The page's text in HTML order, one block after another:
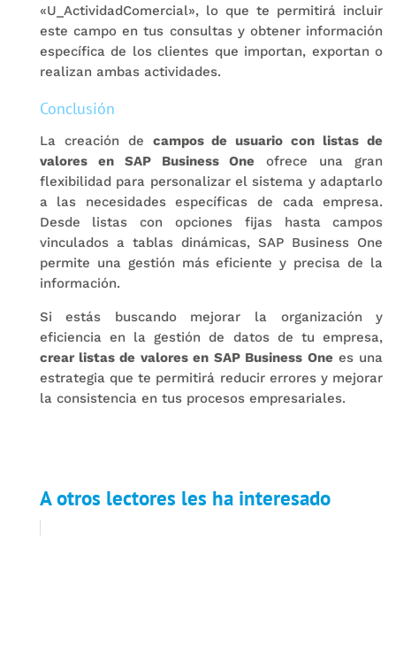
«U_ActividadComercial», lo que te permitirá incluir
este campo en tus consultas y obtener información
específica de los clientes que importan, exportan o
realizan ambas actividades.
Conclusión
La creación de campos de usuario con listas de
valores en SAP Business One ofrece una gran
flexibilidad para personalizar el sistema y adaptarlo
a las necesidades específicas de cada empresa.
Desde listas con opciones fijas hasta campos
vinculados a tablas dinámicas, SAP Business One
permite una gestión más eficiente y precisa de la
información.
Si estás buscando mejorar la organización y
eficiencia en la gestión de datos de tu empresa,
crear listas de valores en SAP Business One es una
estrategia que te permitirá reducir errores y mejorar
la consistencia en tus procesos empresariales.
A otros lectores les ha interesado